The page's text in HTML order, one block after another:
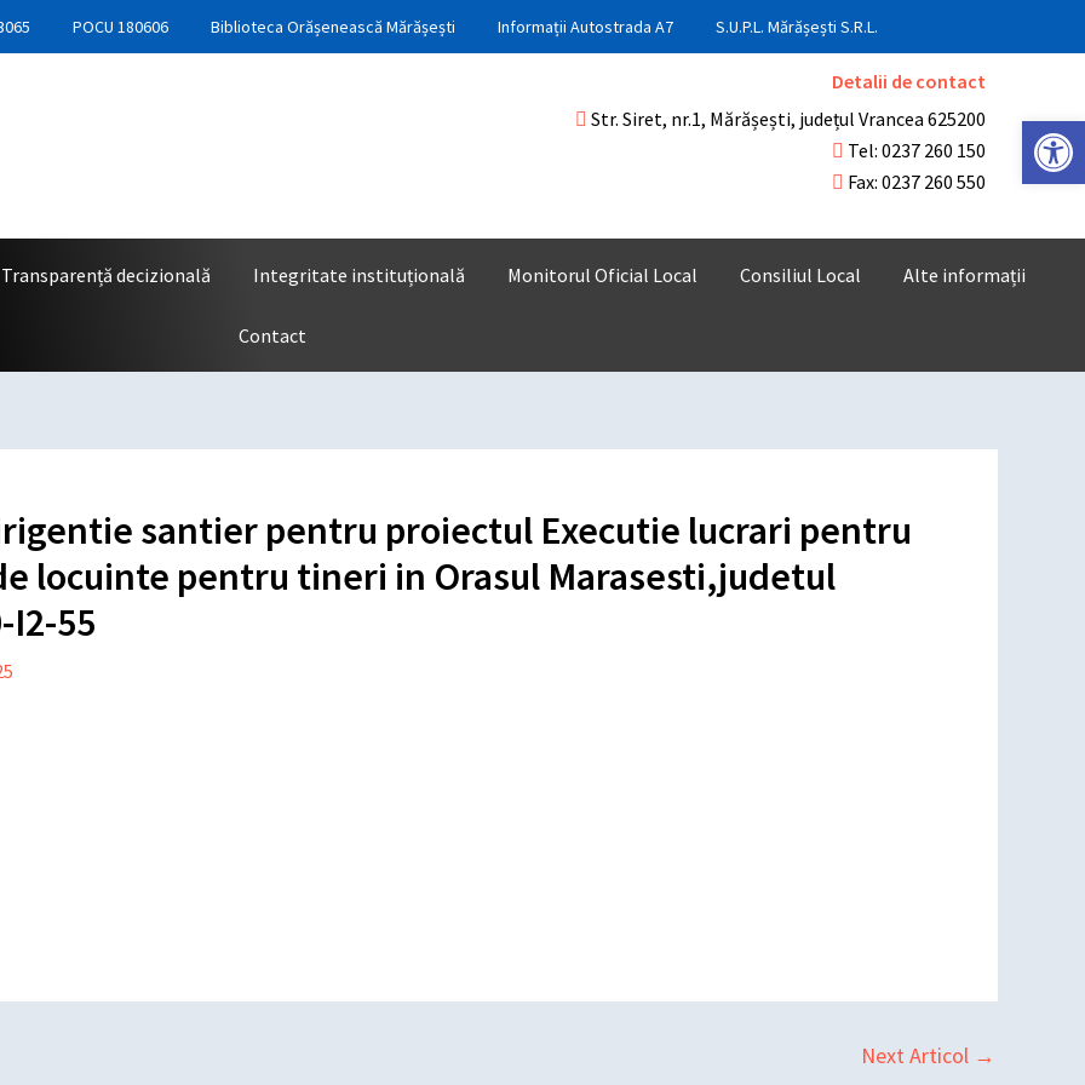
POCU 180606 Biblioteca Orășenească Mărășești Informații Autostrada A7 S.U.P.L. Mărășești S.R.L.
Detalii de contact
Str. Siret, nr.1, Mărășești, județul Vrancea 625200
Tel: 0237 260 150
Fax: 0237 260 550
Transparență decizională Integritate instituțională Monitorul Oficial Local Consiliul Local Alte informații
Contact
santier pentru proiectul Executie lucrari pentru
locuinte pentru tineri in Orasul Marasesti,judetul
I2-55
Next Articol →
Deschide